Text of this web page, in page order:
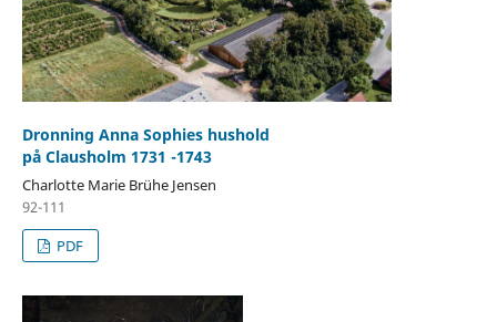
Dronning Anna Sophies hushold
på Clausholm 1731 -1743
Charlotte Marie Brühe Jensen
92-111
PDF